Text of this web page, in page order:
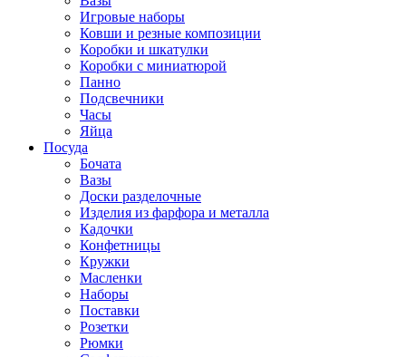
Игровые наборы
Ковши и резные композиции
Коробки и шкатулки
Коробки с миниатюрой
Панно
Подсвечники
Часы
Яйца
Посуда
Бочата
Вазы
Доски разделочные
Изделия из фарфора и металла
Кадочки
Конфетницы
Кружки
Масленки
Наборы
Поставки
Розетки
Рюмки